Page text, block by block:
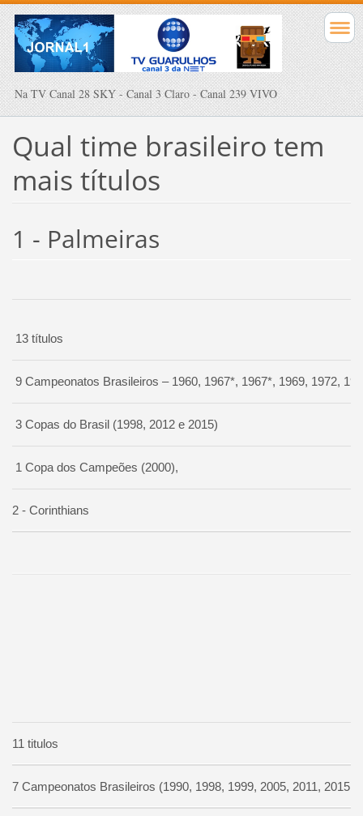
Na TV Canal 28 SKY - Canal 3 Claro - Canal 239 VIVO
Qual time brasileiro tem
mais títulos
1 - Palmeiras
13 títulos
9 Campeonatos Brasileiros – 1960, 1967*, 1967*, 1969, 1972,
3 Copas do Brasil (1998, 2012 e 2015)
1 Copa dos Campeões (2000),
2 - Corinthians
11 titulos
7 Campeonatos Brasileiros (1990, 1998, 1999, 2005, 2011, 2015 e